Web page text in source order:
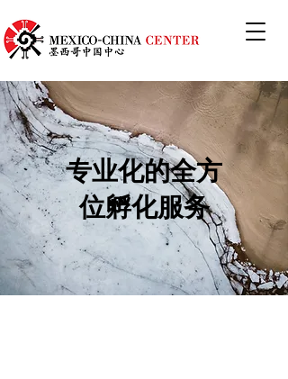
专业化的全方
位孵化服务